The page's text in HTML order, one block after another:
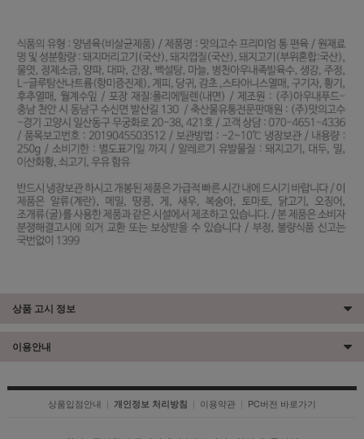
상품 고시 정보
이용안내
상품입점안내 | 개인정보 처리방침 | 이용약관 | PC버전 바로가기